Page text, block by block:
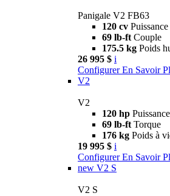
Panigale V2 FB63
120 cv Puissance
69 lb-ft Couple
175.5 kg Poids
26 995 $ i
Configurer En Savoir
V2
V2
120 hp Puissance
69 lb-ft Torque
176 kg Poids à
19 995 $ i
Configurer En Savoir
new V2 S
V2 S